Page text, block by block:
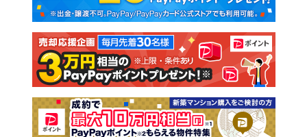
新築一戸建て 中古一戸建て
注文住宅 土地
売却査定